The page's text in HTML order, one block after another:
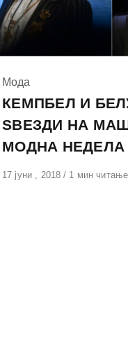
КАтегорија
Мода
КЕМПБЕЛ И
ЅВЕЗДИ НА
МОДНА
Објавено
17 јуни , 2018 1 мин читање